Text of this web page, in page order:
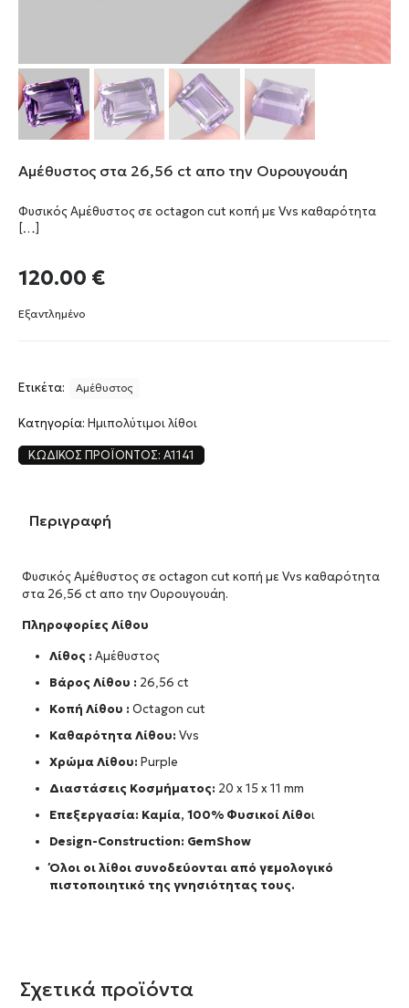
Αμέθυστος στα 26,56 ct απο την Ουρουγουάη
Φυσικός Αμέθυστος σε octagon cut κοπή με Vvs καθαρότητα
[…]
120.00 €
Εξαντλημένο
Ετικέτα: Αμέθυστος
Κατηγορία: Ημιπολύτιμοι λίθοι
ΚΩΔΙΚΌΣ ΠΡΟΪΌΝΤΟΣ: A1141
Περιγραφή
Φυσικός Αμέθυστος σε octagon cut κοπή με Vvs καθαρότητα
στα 26,56 ct απο την Ουρουγουάη.
Πληροφορίες Λίθου
Λίθος : Αμέθυστος
Βάρος Λίθου : 26,56 ct
Κοπή Λίθου :Octagon cut
Καθαρότητα Λίθου: Vvs
Χρώμα Λίθου:Purple
Διαστάσεις Κοσμήματος: 20 x 15 x 11 mm
Επεξεργασία: Καμία, 100% Φυσικοί Λίθοι
Design-Construction: GemShow
Όλοι οι λίθοι συνοδεύονται από γεμολογικό
πιστοποιητικό της γνησιότητας τους.
Σχετικά προϊόντα